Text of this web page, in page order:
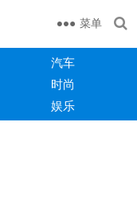
菜单
汽车
时尚
娱乐